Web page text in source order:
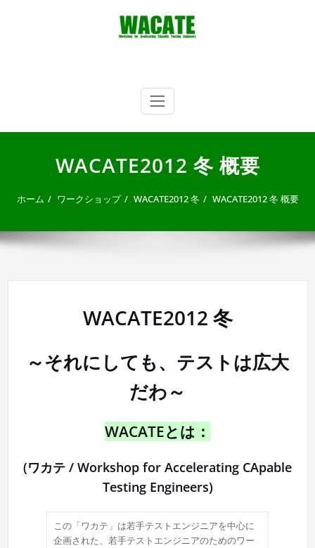
WACATE2012 冬 概要
ホーム ワークショップ WACATE2012 冬 WACATE2012 冬 概要
WACATE2012 冬
～それにしても、テストは広大
だわ～
WACATEとは：
(ワカテ / Workshop for Accelerating CApable
Testing Engineers)
この「ワカテ」は若手テストエンジニアを中心に
企画された、若手テストエンジニアのためのワー